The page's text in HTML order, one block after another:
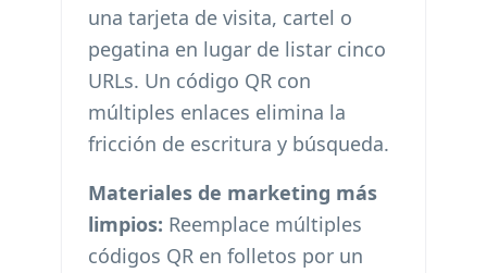
una tarjeta de visita, cartel o
pegatina en lugar de listar cinco
URLs. Un código QR con
múltiples enlaces elimina la
fricción de escritura y búsqueda.
Materiales de marketing más
limpios: Reemplace múltiples
códigos QR en folletos por un